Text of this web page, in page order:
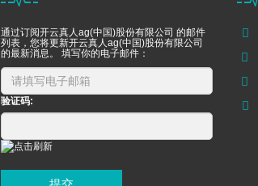
通过订阅开云真人ag(中国)股份有限公司 的邮件
列表，您将更新开云真人ag(中国)股份有限公司
的最新消息。 填写你的电子邮件：
验证码: